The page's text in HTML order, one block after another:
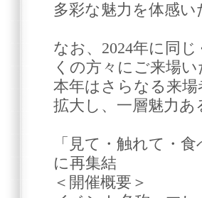
多彩な魅力を体感
なお、2024年に同
くの方々にご来場
本年はさらなる来
拡大し、一層魅力
「見て・触れて・
に再集結
＜開催概要＞